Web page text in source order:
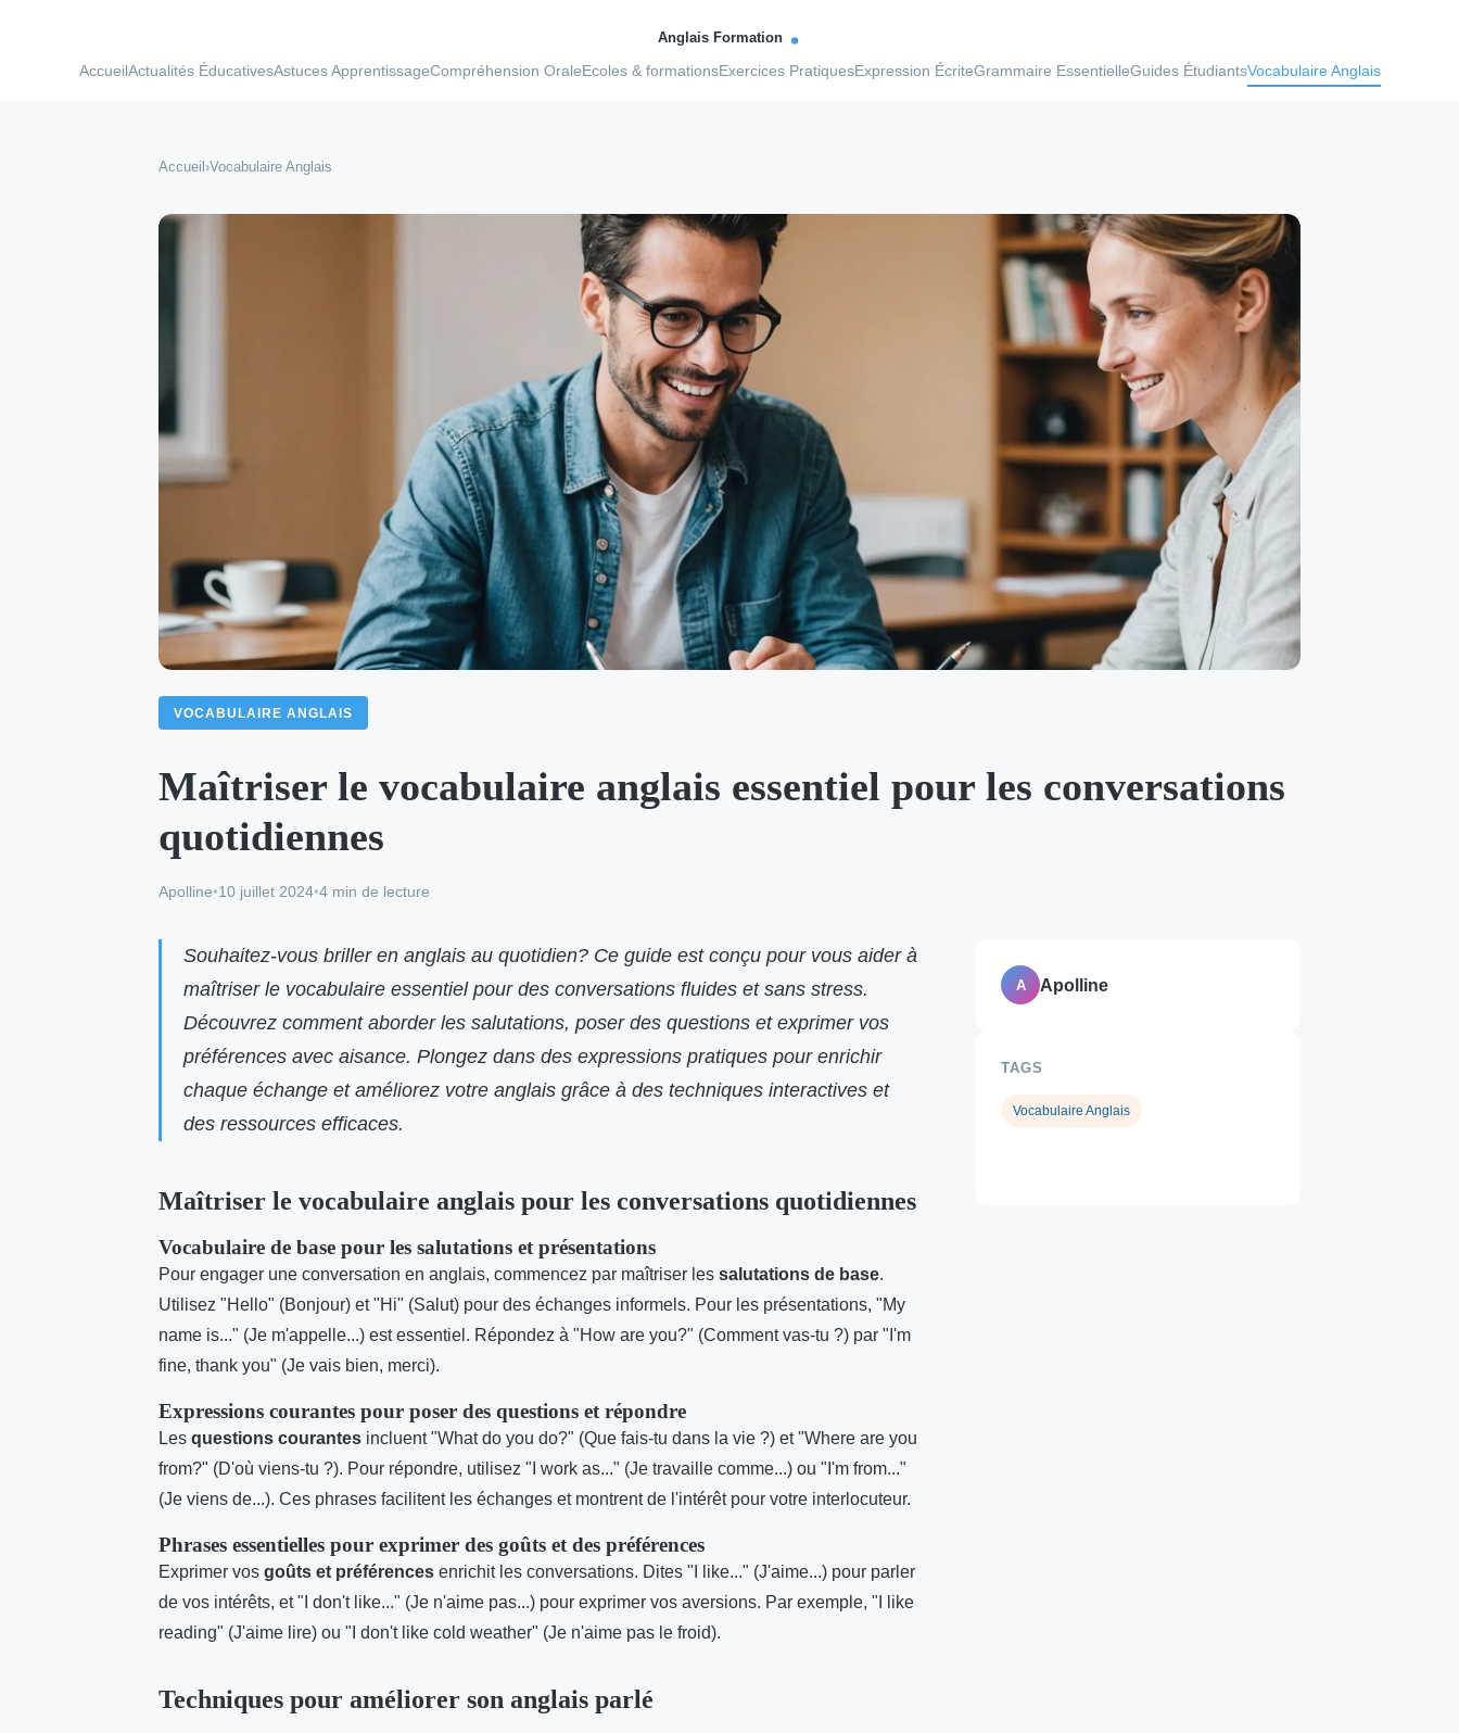
AccueilActualités ÉducativesAstuces ApprentissageCompréhension OraleEcoles & formationsExercices PratiquesExpression ÉcriteGrammaire EssentielleGuides ÉtudiantsVocabulaire Anglais
Accueil ›Vocabulaire Anglais
VOCABULAIRE ANGLAIS
Maîtriser le vocabulaire anglais essentiel pour les conversations
quotidiennes
Apolline•10 juillet 2024•4 min de lecture
Souhaitez-vous briller en anglais au quotidien? Ce guide est conçu pour vous aider à
maîtriser le vocabulaire essentiel pour des conversations fluides et sans stress.
Découvrez comment aborder les salutations, poser des questions et exprimer vos
préférences avec aisance. Plongez dans des expressions pratiques pour enrichir
chaque échange et améliorez votre anglais grâce à des techniques interactives et
des ressources efficaces.
Maîtriser le vocabulaire anglais pour les conversations quotidiennes
Vocabulaire de base pour les salutations et présentations
Pour engager une conversation en anglais, commencez par maîtriser les salutations de base.
Utilisez "Hello" (Bonjour) et "Hi" (Salut) pour des échanges informels. Pour les présentations, "My
name is..." (Je m'appelle...) est essentiel. Répondez à "How are you?" (Comment vas-tu ?) par "I'm
fine, thank you" (Je vais bien, merci).
Expressions courantes pour poser des questions et répondre
Les questions courantes incluent "What do you do?" (Que fais-tu dans la vie ?) et "Where are you
from?" (D'où viens-tu ?). Pour répondre, utilisez "I work as..." (Je travaille comme...) ou "I'm from..."
(Je viens de...). Ces phrases facilitent les échanges et montrent de l'intérêt pour votre interlocuteur.
Phrases essentielles pour exprimer des goûts et des préférences
Exprimer vos goûts et préférences enrichit les conversations. Dites "I like..." (J'aime...) pour parler
de vos intérêts, et "I don't like..." (Je n'aime pas...) pour exprimer vos aversions. Par exemple, "I like
reading" (J'aime lire) ou "I don't like cold weather" (Je n'aime pas le froid).
Techniques pour améliorer son anglais parlé
A Apolline
TAGS
Vocabulaire Anglais